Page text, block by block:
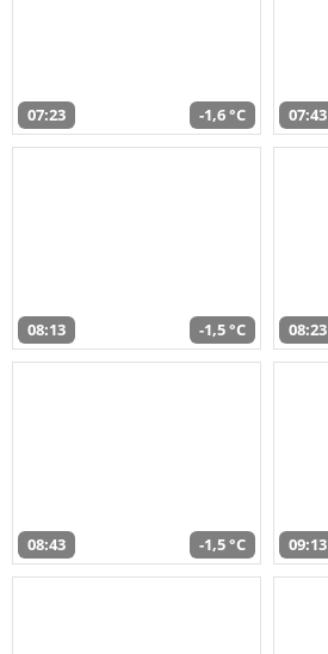
07:23 -1,6 °C 07:43
08:13 -1,5 °C 08:23
08:43 -1,5 °C 09:13